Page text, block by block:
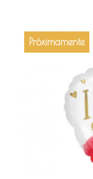
Próximamente